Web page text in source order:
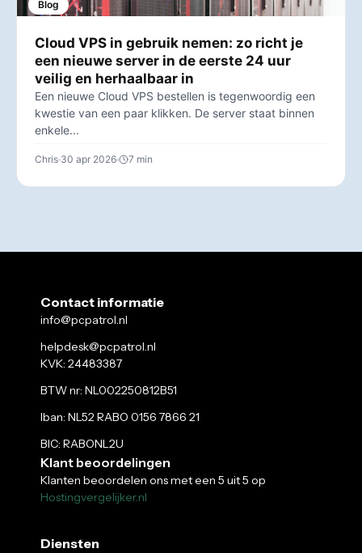
Blog
Cloud VPS in gebruik nemen: zo richt je
een nieuwe server in de eerste 24 uur
veilig en herhaalbaar in
Een nieuwe Cloud VPS bestellen is tegenwoordig een
kwestie van een paar klikken. De server staat binnen
enkele...
Chris 30 apr 2026 7 min
Contact informatie
info@pcpatrol.nl
helpdesk@pcpatrol.nl
KVK: 24483387
BTW nr: NL002250812B51
Iban: NL52 RABO 0156 7866 21
BIC: RABONL2U
Klant beoordelingen
Klanten beoordelen ons met een 5 uit 5 op
Hostingvergelijker.nl
Diensten